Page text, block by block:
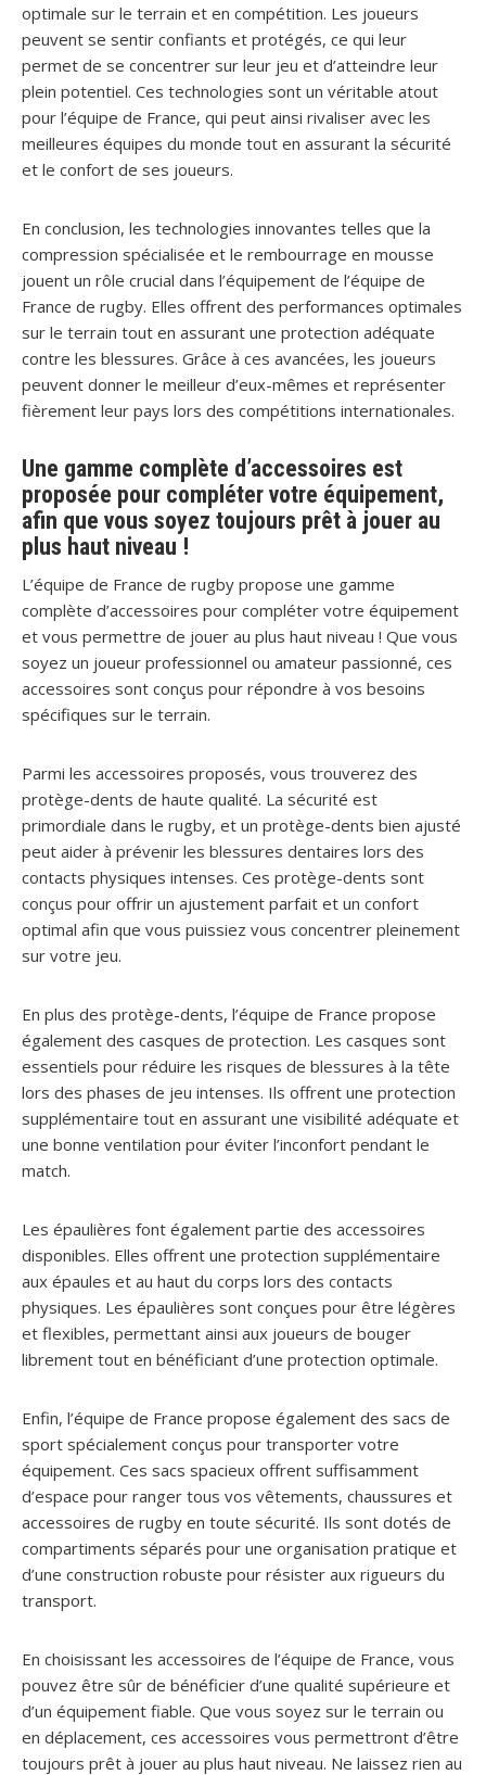
optimale sur le terrain et en compétition. Les joueurs
peuvent se sentir confiants et protégés, ce qui leur
permet de se concentrer sur leur jeu et d’atteindre leur
plein potentiel. Ces technologies sont un véritable atout
pour l’équipe de France, qui peut ainsi rivaliser avec les
meilleures équipes du monde tout en assurant la sécurité
et le confort de ses joueurs.
En conclusion, les technologies innovantes telles que la
compression spécialisée et le rembourrage en mousse
jouent un rôle crucial dans l’équipement de l’équipe de
France de rugby. Elles offrent des performances optimales
sur le terrain tout en assurant une protection adéquate
contre les blessures. Grâce à ces avancées, les joueurs
peuvent donner le meilleur d’eux-mêmes et représenter
fièrement leur pays lors des compétitions internationales.
Une gamme complète d’accessoires est
proposée pour compléter votre équipement,
afin que vous soyez toujours prêt à jouer au
plus haut niveau !
L’équipe de France de rugby propose une gamme
complète d’accessoires pour compléter votre équipement
et vous permettre de jouer au plus haut niveau ! Que vous
soyez un joueur professionnel ou amateur passionné, ces
accessoires sont conçus pour répondre à vos besoins
spécifiques sur le terrain.
Parmi les accessoires proposés, vous trouverez des
protège-dents de haute qualité. La sécurité est
primordiale dans le rugby, et un protège-dents bien ajusté
peut aider à prévenir les blessures dentaires lors des
contacts physiques intenses. Ces protège-dents sont
conçus pour offrir un ajustement parfait et un confort
optimal afin que vous puissiez vous concentrer pleinement
sur votre jeu.
En plus des protège-dents, l’équipe de France propose
également des casques de protection. Les casques sont
essentiels pour réduire les risques de blessures à la tête
lors des phases de jeu intenses. Ils offrent une protection
supplémentaire tout en assurant une visibilité adéquate et
une bonne ventilation pour éviter l’inconfort pendant le
match.
Les épaulières font également partie des accessoires
disponibles. Elles offrent une protection supplémentaire
aux épaules et au haut du corps lors des contacts
physiques. Les épaulières sont conçues pour être légères
et flexibles, permettant ainsi aux joueurs de bouger
librement tout en bénéficiant d’une protection optimale.
Enfin, l’équipe de France propose également des sacs de
sport spécialement conçus pour transporter votre
équipement. Ces sacs spacieux offrent suffisamment
d’espace pour ranger tous vos vêtements, chaussures et
accessoires de rugby en toute sécurité. Ils sont dotés de
compartiments séparés pour une organisation pratique et
d’une construction robuste pour résister aux rigueurs du
transport.
En choisissant les accessoires de l’équipe de France, vous
pouvez être sûr de bénéficier d’une qualité supérieure et
d’un équipement fiable. Que vous soyez sur le terrain ou
en déplacement, ces accessoires vous permettront d’être
toujours prêt à jouer au plus haut niveau. Ne laissez rien au